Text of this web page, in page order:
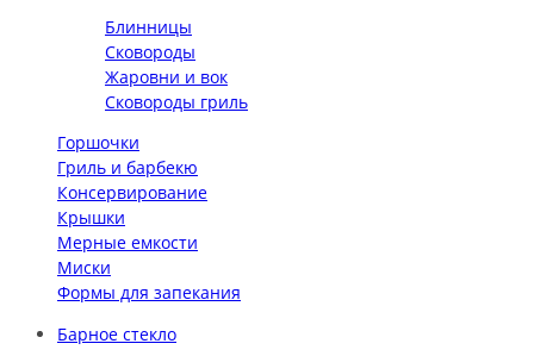
Блинницы
Сковороды
Жаровни и вок
Сковороды гриль
Горшочки
Гриль и барбекю
Консервирование
Крышки
Мерные емкости
Миски
Формы для запекания
Барное стекло